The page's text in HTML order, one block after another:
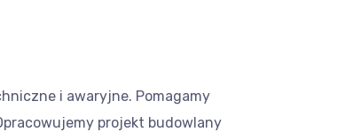
i awaryjne. Pomagamy
projekt budowlany